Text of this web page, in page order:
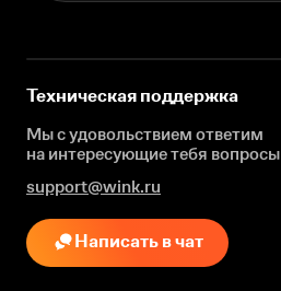
Техническая поддержка
Мы с удовольствием ответим
на интересующиетебя вопросы
support@wink.ru
Написать в чат